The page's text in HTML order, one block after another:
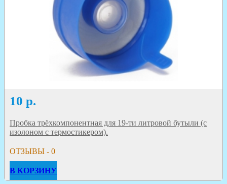
10 р.
Пробка трёхкомпонентная для 19-ти литровой бутыли (с
изолоном с термостикером).
ОТЗЫВЫ - 0
В КОРЗИНУ